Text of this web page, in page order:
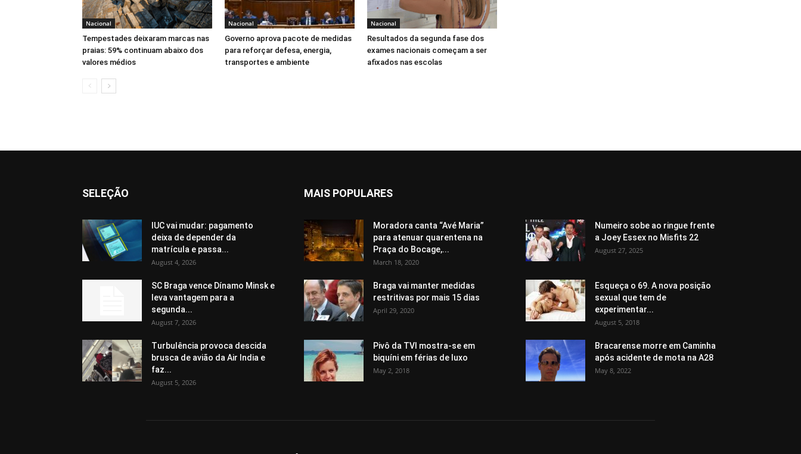
Nacional
Tempestades deixaram marcas nas
praias: 59% continuam abaixo dos
valores médios
Nacional
Governo aprova pacote de medidas
para reforçar defesa, energia,
transportes e ambiente
Nacional
Resultados da segunda fase dos
exames nacionais começam a ser
afixados nas escolas
SELEÇÃO
IUC vai mudar: pagamento
deixa de depender da
matrícula e passa...
August 4, 2026
SC Braga vence Dínamo Minsk e
leva vantagem para a
segunda...
August 7, 2026
Turbulência provoca descida
brusca de avião da Air India e
faz...
August 5, 2026
MAIS POPULARES
Moradora canta “Avé Maria”
para atenuar quarentena na
Praça do Bocage,...
March 18, 2020
Numeiro sobe ao ringue frente
a Joey Essex no Misfits 22
August 27, 2025
Braga vai manter medidas
restritivas por mais 15 dias
April 29, 2020
Esqueça o 69. A nova posição
sexual que tem de
experimentar...
August 5, 2018
Pivô da TVI mostra-se em
biquíni em férias de luxo
May 2, 2018
Bracarense morre em Caminha
após acidente de mota na A28
May 8, 2022